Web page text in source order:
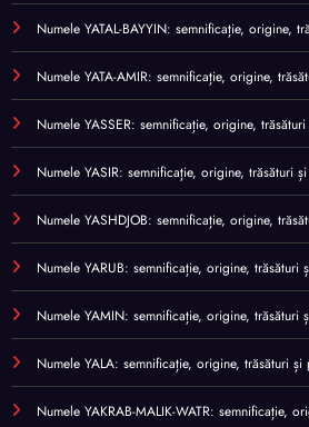
Numele YATAL-BAYYIN: semnificație, origine,
Numele YATA-AMIR: semnificație, origine,
Numele YASSER: semnificație, origine,
Numele YASIR: semnificație, origine, trăsături
Numele YASHDJOB: semnificație, origine,
Numele YARUB: semnificație, origine, trăsături
Numele YAMIN: semnificație, origine, trăsături
Numele YALA: semnificație, origine, trăsături și
Numele YAKRAB-MALIK-WATR: semnificație,